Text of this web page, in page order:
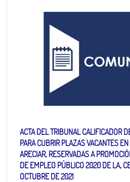
ACTA DEL TRIBUNAL CALIFICADOR
PARA CUBRIR PLAZAS VACANTES
ARECIAR, RESERVADAS A
DE EMPLEO PÚBLICO 2020 DE LA,
OCTUBRE DE 2021